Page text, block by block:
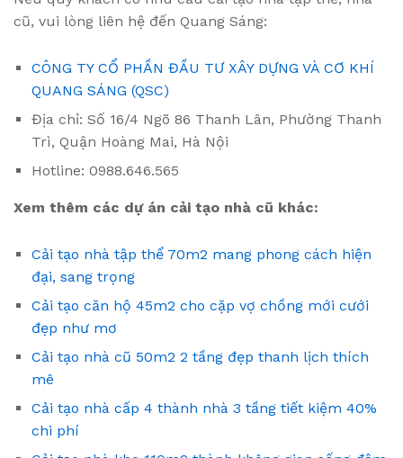
cũ, vui lòng liên hệ đến Quang Sáng:
CÔNG TY CỔ PHẦN ĐẦU TƯ XÂY DỰNG VÀ CƠ KHÍ
QUANG SÁNG (QSC)
Địa chỉ: Số 16/4 Ngõ 86 Thanh Lân, Phường Thanh
Trì, Quận Hoàng Mai, Hà Nội
Hotline: 0988.646.565
Xem thêm các dự án cải tạo nhà cũ khác:
Cải tạo nhà tập thể 70m2 mang phong cách hiện
đại, sang trọng
Cải tạo căn hộ 45m2 cho cặp vợ chồng mới cưới
đẹp như mơ
Cải tạo nhà cũ 50m2 2 tầng đẹp thanh lịch thích
mê
Cải tạo nhà cấp 4 thành nhà 3 tầng tiết kiệm 40%
chi phí